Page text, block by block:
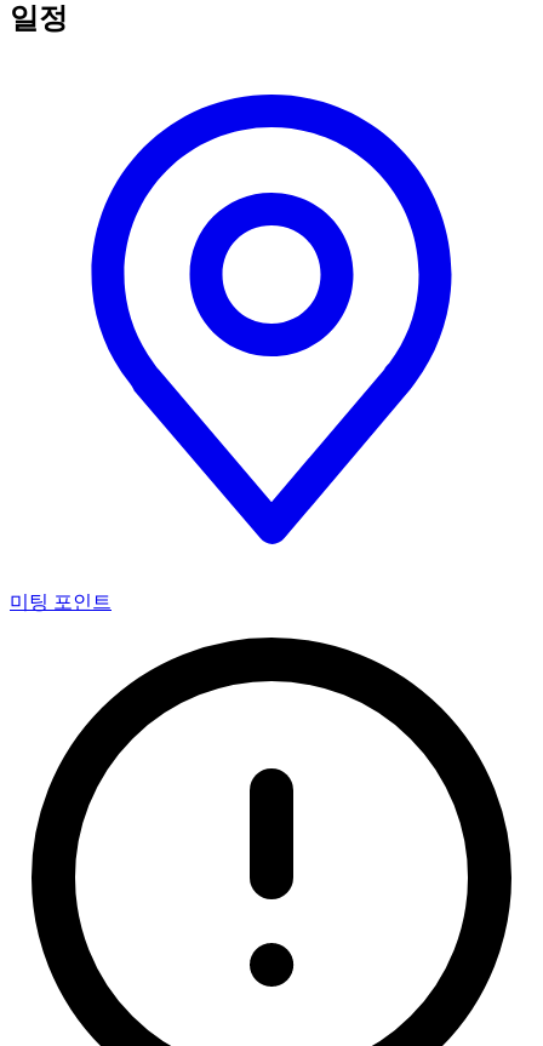
일정
미팅 포인트